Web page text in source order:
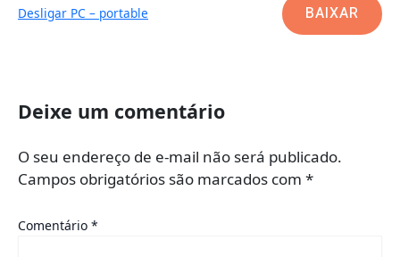
Desligar PC – portable BAIXAR
Deixe um comentário
O seu endereço de e-mail não será publicado.
Campos obrigatórios são marcados com *
Comentário *